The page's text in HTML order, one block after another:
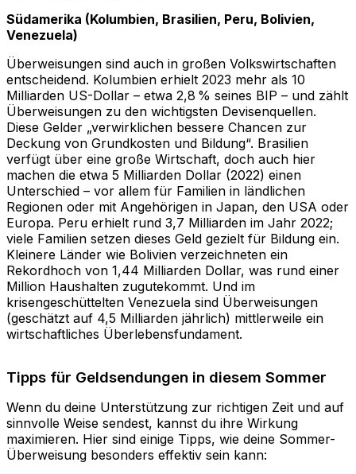
Südamerika (Kolumbien, Brasilien, Peru, Bolivien,
Venezuela)
Überweisungen sind auch in großen Volkswirtschaften
entscheidend. Kolumbien erhielt 2023 mehr als 10
Milliarden US-Dollar – etwa 2,8 % seines BIP – und zählt
Überweisungen zu den wichtigsten Devisenquellen.
Diese Gelder „verwirklichen bessere Chancen zur
Deckung von Grundkosten und Bildung“. Brasilien
verfügt über eine große Wirtschaft, doch auch hier
machen die etwa 5 Milliarden Dollar (2022) einen
Unterschied – vor allem für Familien in ländlichen
Regionen oder mit Angehörigen in Japan, den USA oder
Europa. Peru erhielt rund 3,7 Milliarden im Jahr 2022;
viele Familien setzen dieses Geld gezielt für Bildung ein.
Kleinere Länder wie Bolivien verzeichneten ein
Rekordhoch von 1,44 Milliarden Dollar, was rund einer
Million Haushalten zugutekommt. Und im
krisengeschüttelten Venezuela sind Überweisungen
(geschätzt auf 4,5 Milliarden jährlich) mittlerweile ein
wirtschaftliches Überlebensfundament.
Tipps für Geldsendungen in diesem Sommer
Wenn du deine Unterstützung zur richtigen Zeit und auf
sinnvolle Weise sendest, kannst du ihre Wirkung
maximieren. Hier sind einige Tipps, wie deine Sommer-
Überweisung besonders effektiv sein kann: